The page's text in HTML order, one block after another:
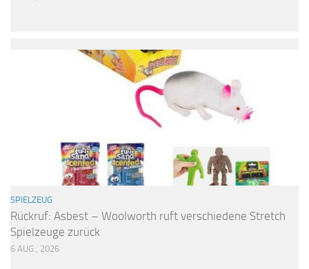
SPIELZEUG
Rückruf: Asbest – Woolworth ruft verschiedene Stretch
Spielzeuge zurück
6 AUG., 2026